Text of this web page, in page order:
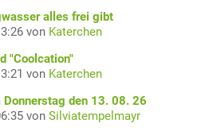
alles frei gibt
von Katerchen
"Coolcation"
von Katerchen
den 13. 08. 26
von Silviatempelmayr